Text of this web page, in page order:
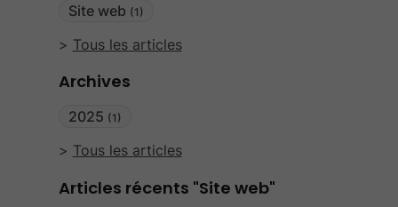
Site web (1)
Tous les articles
Archives
2025 (1)
Tous les articles
Articles récents "Site web"